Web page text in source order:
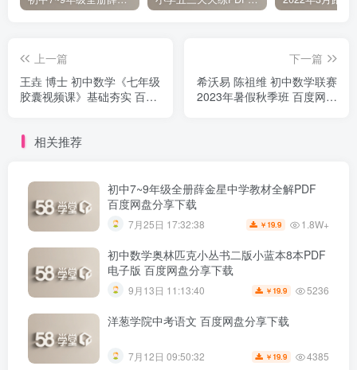
上一篇
王垚 博士 初中数学《七年级
胶囊视频课》基础夯实 百度
下一篇
希沃易 陈祖维 初中数学联赛
2023年暑假秋季班 百度网盘
相关推荐
初中7~9年级全册薛金星中学教材全解PDF
百度网盘分享下载
7月25日 17:32:38 ￥ 19.9 1.8W+
初中数学奥林匹克小丛书二版小蓝本8本PDF
电子版 百度网盘分享下载
9月13日 11:13:40 ￥ 19.9 5236
洋葱学院中考语文 百度网盘分享下载
7月12日 09:50:32 ￥ 19.9 4385